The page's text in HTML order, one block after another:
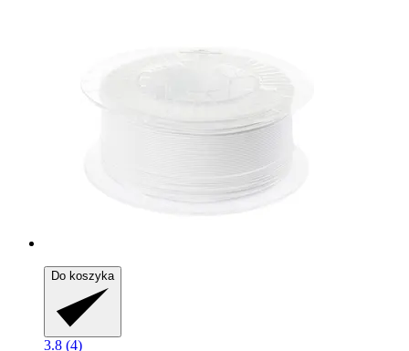
Do koszyka
3.8 (4)